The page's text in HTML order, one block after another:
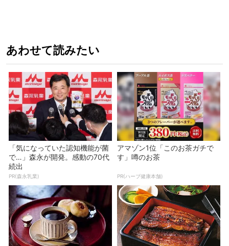
あわせて読みたい
「気になっていた認知機能が菌
で…」森永が開発。感動の70代
続出
PR(森永乳業)
アマゾン1位「このお茶ガチで
す」噂のお茶
PR(ハーブ健康本舗)